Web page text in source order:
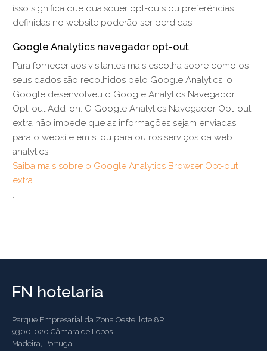
isso significa que quaisquer opt-outs ou preferências
definidas no website poderão ser perdidas.
Google Analytics navegador opt-out
Para fornecer aos visitantes mais escolha sobre como os
seus dados são recolhidos pelo Google Analytics, o
Google desenvolveu o Google Analytics Navegador
Opt-out Add-on. O Google Analytics Navegador Opt-out
extra não impede que as informações sejam enviadas
para o website em si ou para outros serviços da web
analytics.
Saiba mais sobre o Google Analytics Browser Opt-out
extra
.
FN hotelaria
Parque Empresarial da Zona Oeste, lote 8R
9300-020 Câmara de Lobos
Madeira, Portugal